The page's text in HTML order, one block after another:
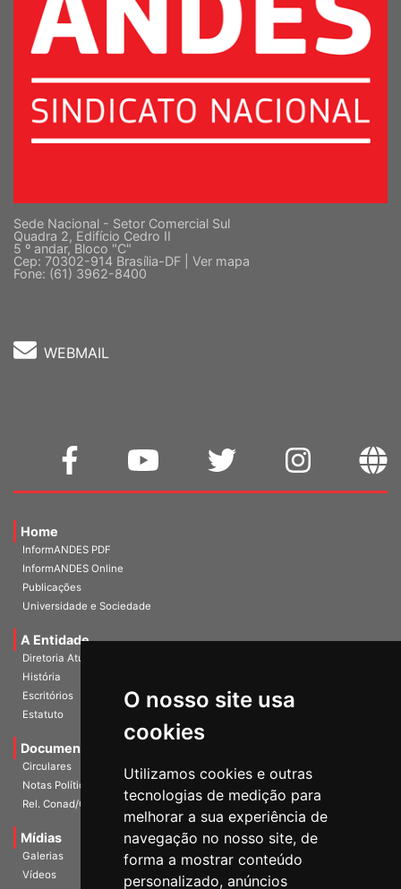
O nosso site usa
cookies
Utilizamos cookies e outras
tecnologias de medição para
melhorar a sua experiência de
navegação no nosso site, de
forma a mostrar conteúdo
personalizado, anúncios
Sede Nacional - Setor Comercial Sul
Quadra 2, Edifício Cedro II
5 º andar, Bloco "C"
Cep: 70302-914 Brasília-DF | Ver mapa
Fone: (61) 3962-8400
WEBMAIL
Home
InformANDES PDF
InformANDES Online
Publicações
Universidade e Sociedade
A Entidade
Diretoria Atual
História
Escritórios
Estatuto
Documentos
Circulares
Notas Políticas
Rel. Conad/Congresso
Mídias
Galerias
Vídeos